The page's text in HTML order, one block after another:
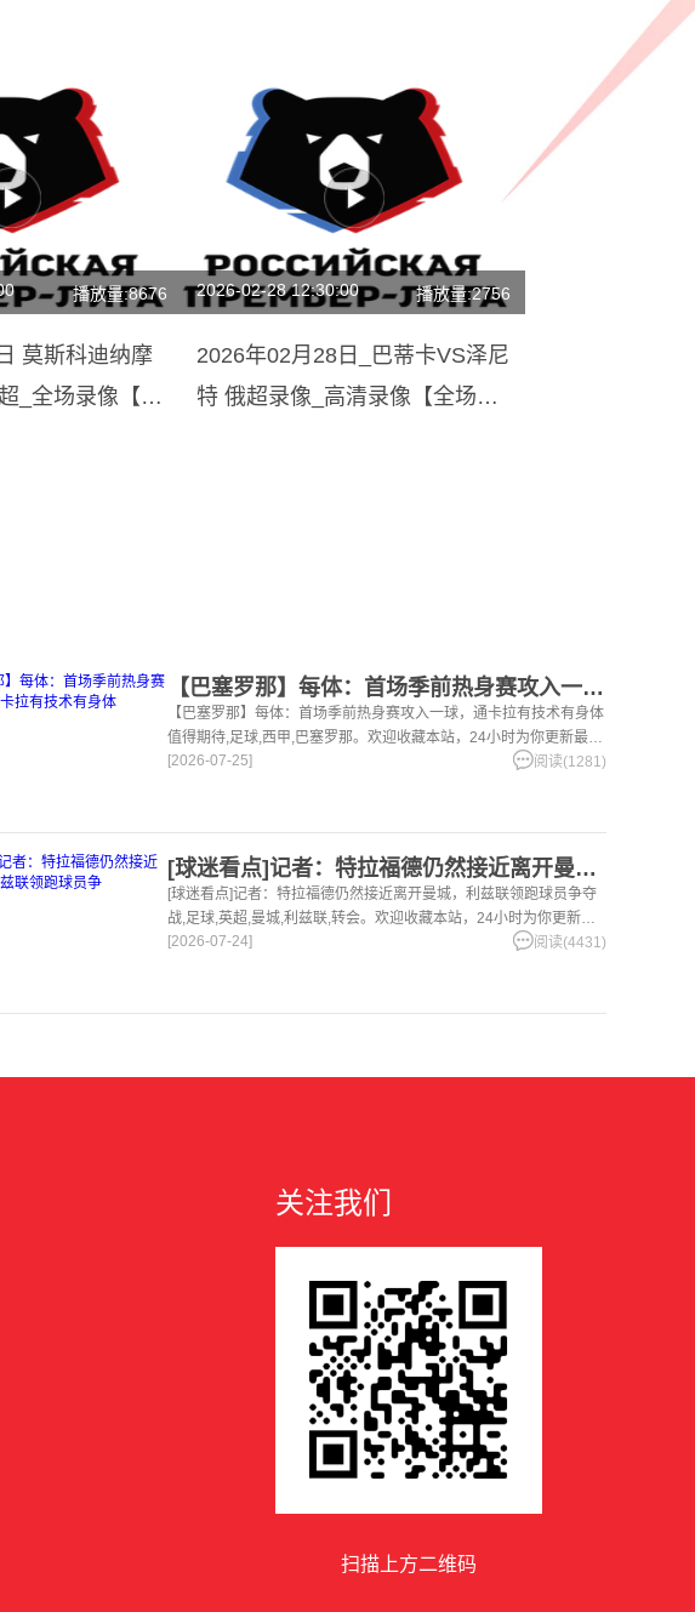
播放量:8676
莫斯科迪纳摩
_全场录像【视
2026-02-28 12:30:00 播放量:2756
2026年02月28日_巴蒂卡VS泽尼
特 俄超录像_高清录像【全场回
【巴塞罗那】每体：首场季前热身赛攻入一球，通卡拉有技术有身体
【巴塞罗那】每体：首场季前热身赛攻入一球，通卡拉有技术有身体
值得期待,足球,西甲,巴塞罗那。欢迎收藏本站，24小时为你更新最新
的足球，篮球体育资讯。
[2026-07-25] 阅读(1281)
[球迷看点]记者：特拉福德仍然接近离开曼城，利兹联领跑球员争
[球迷看点]记者：特拉福德仍然接近离开曼城，利兹联领跑球员争夺
战,足球,英超,曼城,利兹联,转会。欢迎收藏本站，24小时为你更新最
新的足球，篮球体育资讯。
[2026-07-24] 阅读(4431)
关注我们
扫描上方二维码